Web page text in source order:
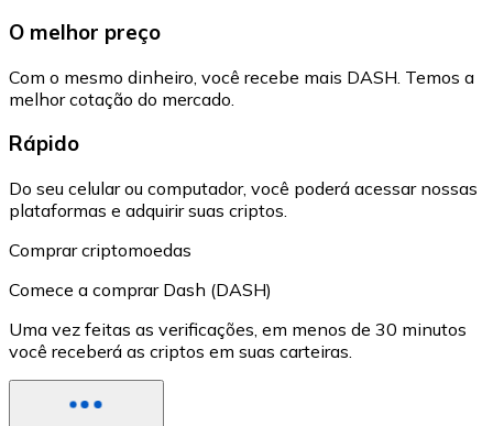
O melhor preço
Com o mesmo dinheiro, você recebe mais DASH. Temos a
melhor cotação do mercado.
Rápido
Do seu celular ou computador, você poderá acessar nossas
plataformas e adquirir suas criptos.
Comprar criptomoedas
Comece a comprar Dash (DASH)
Uma vez feitas as verificações, em menos de 30 minutos
você receberá as criptos em suas carteiras.